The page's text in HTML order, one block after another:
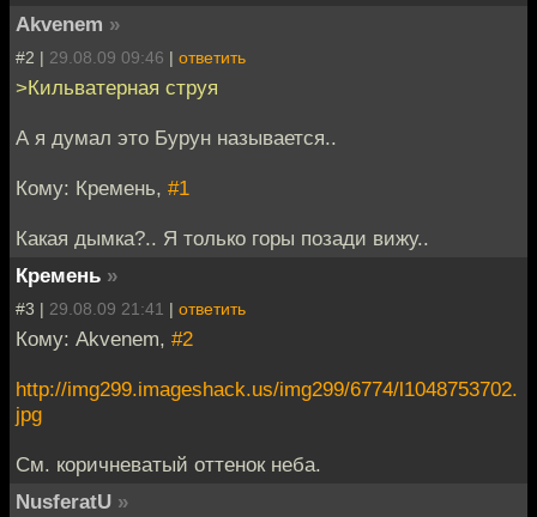
Akvenem »
#2 | 29.08.09 09:46 | ответить
>Кильватерная струя
А я думал это Бурун называется..
Кому: Кремень, #1
Какая дымка?.. Я только горы позади вижу..
Кремень »
#3 | 29.08.09 21:41 | ответить
Кому: Akvenem, #2
http://img299.imageshack.us/img299/6774/l1048753702.
jpg
См. коричневатый оттенок неба.
NusferatU »